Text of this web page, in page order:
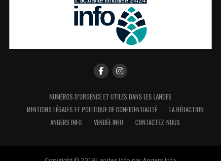
NUMÉROS D’URGENCE ET UTILES DANS LES LANDES
MENTIONS LÉGALES ET POLITIQUE DE CONFIDENTIALITÉ
LA RÉDACTION
ANGERS INFO
VENDÉE INFO CONTACTEZ-NOUS